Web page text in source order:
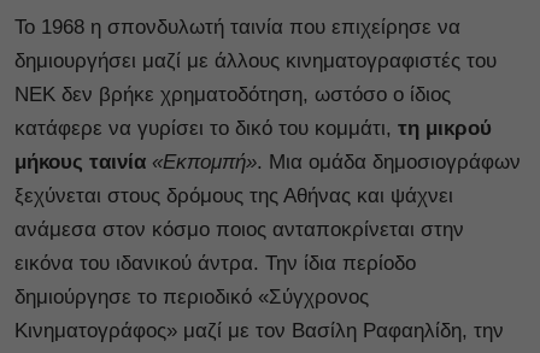
Το 1968 η σπονδυλωτή ταινία που επιχείρησε να
δημιουργήσει μαζί με άλλους κινηματογραφιστές του
ΝΕΚ δεν βρήκε χρηματοδότηση, ωστόσο ο ίδιος
κατάφερε να γυρίσει το δικό του κομμάτι, τη μικρού
μήκους ταινία «Εκπομπή». Μια ομάδα δημοσιογράφων
ξεχύνεται στους δρόμους της Αθήνας και ψάχνει
ανάμεσα στον κόσμο ποιος ανταποκρίνεται στην
εικόνα του ιδανικού άντρα. Την ίδια περίοδο
δημιούργησε το περιοδικό «Σύγχρονος
Κινηματογράφος» μαζί με τον Βασίλη Ραφαηλίδη, την